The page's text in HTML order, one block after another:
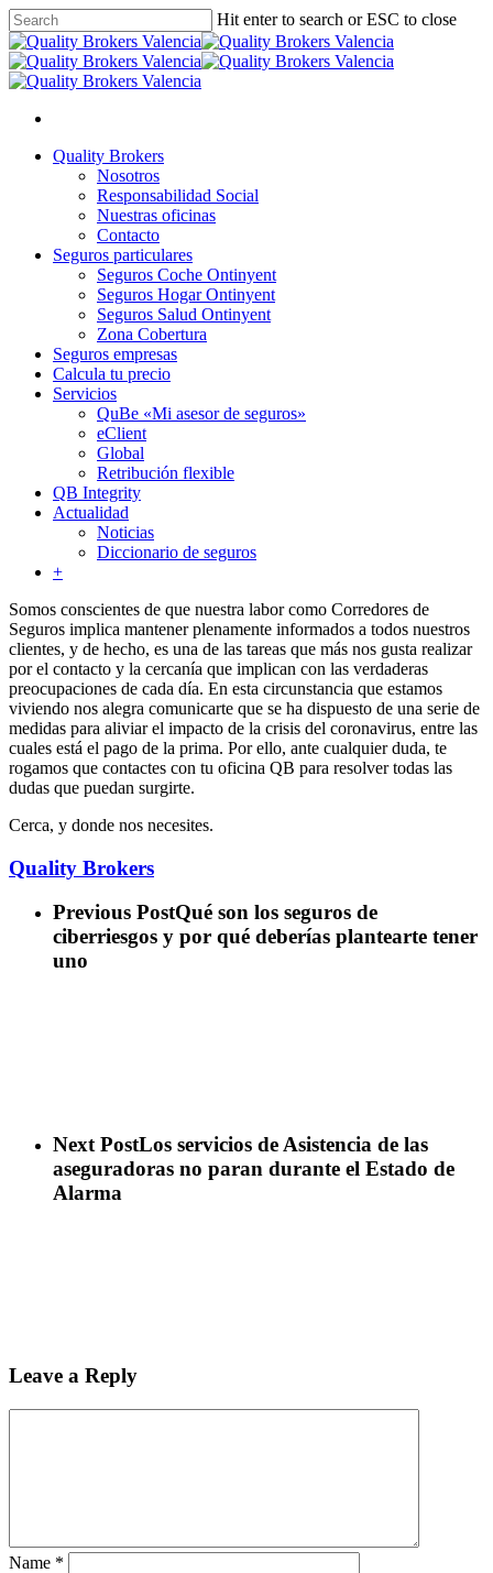
Skip
to
main
content
Hit enter to search or ESC to close
Close
Search
Menu
Menu
Quality Brokers
Nosotros
Responsabilidad Social
Nuestras oficinas
Contacto
Seguros particulares
Seguros Coche Ontinyent
Seguros Hogar Ontinyent
Seguros Salud Ontinyent
Zona Cobertura
Seguros empresas
Calcula tu precio
Servicios
QuBe «Mi asesor de seguros»
eClient
Global
Retribución flexible
QB Integrity
Actualidad
Noticias
Diccionario de seguros
+
Somos conscientes de que nuestra labor como Corredores de
Seguros implica mantener plenamente informados a todos nuestros
clientes, y de hecho, es una de las tareas que más nos gusta realizar
por el contacto y la cercanía que implican con las verdaderas
preocupaciones de cada día. En esta circunstancia que estamos
viviendo nos alegra comunicarte que se ha dispuesto de una serie de
medidas para aliviar el impacto de la crisis del coronavirus, entre las
cuales está el pago de la prima. Por ello, ante cualquier duda, te
rogamos que contactes con tu oficina QB para resolver todas las
dudas que puedan surgirte.
Cerca, y donde nos necesites.
Quality Brokers
Previous PostQué son los seguros de
ciberriesgos y por qué deberías plantearte tener
uno
Next PostLos servicios de Asistencia de las
aseguradoras no paran durante el Estado de
Alarma
Leave a Reply
Name *